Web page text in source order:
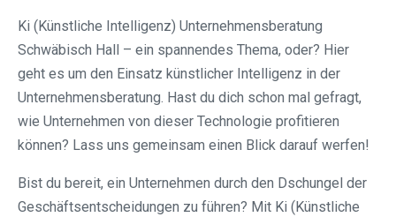
Ki (Künstliche Intelligenz) Unternehmensberatung
Schwäbisch Hall – ein spannendes Thema, oder? Hier
geht es um den Einsatz künstlicher Intelligenz in der
Unternehmensberatung. Hast du dich schon mal gefragt,
wie Unternehmen von dieser Technologie profitieren
können? Lass uns gemeinsam einen Blick darauf werfen!
Bist du bereit, ein Unternehmen durch den Dschungel der
Geschäftsentscheidungen zu führen? Mit Ki (Künstliche